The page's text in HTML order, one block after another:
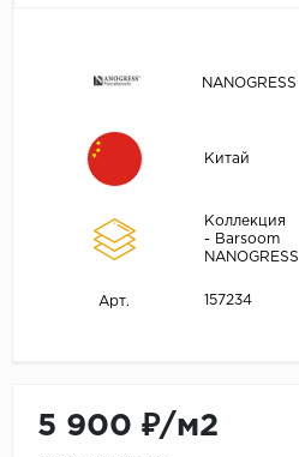
NANOGRESS
Китай
Коллекция
- Barsoom
NANOGRESS
Арт. 157234
5 900 ₽/м2